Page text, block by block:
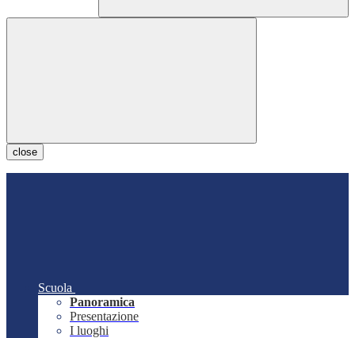
close
Scuola
Panoramica
Presentazione
I luoghi